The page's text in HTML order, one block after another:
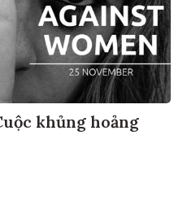
khủng hoảng